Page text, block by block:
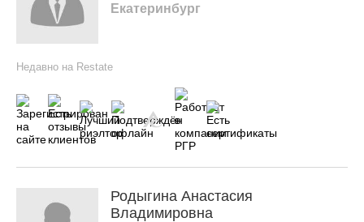
Екатеринбург
Недавно на Restate
Родыгина Анастасия
Владимировна